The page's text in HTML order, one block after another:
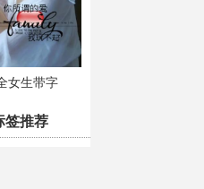
女生带字
签推荐